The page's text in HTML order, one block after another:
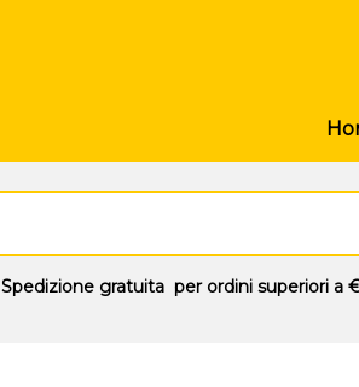
Spedizione gratuitaper ordini superiori a